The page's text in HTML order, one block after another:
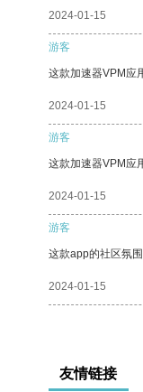
2024-01-15
游客
这款加速器VPM应
2024-01-15
游客
这款加速器VPM应
2024-01-15
游客
这款app的社区氛
2024-01-15
友情链接